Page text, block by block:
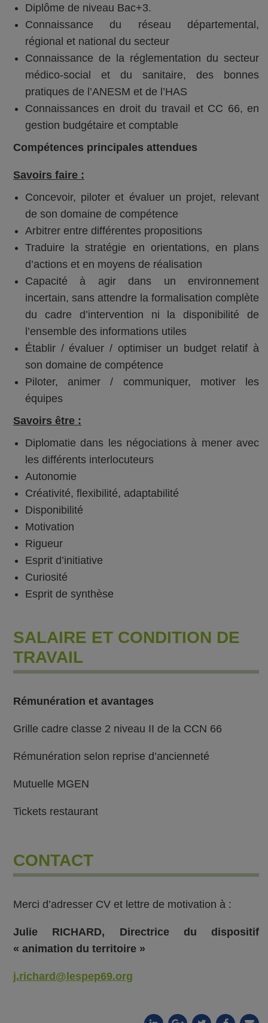
Diplôme de niveau Bac+3.
Connaissance du réseau départemental,
régional et national du secteur
Connaissance de la réglementation du secteur
médico-social et du sanitaire, des bonnes
pratiques de l’ANESM et de l’HAS
Connaissances en droit du travail et CC 66, en
gestion budgétaire et comptable
Compétences principales attendues
Savoirs faire :
Concevoir, piloter et évaluer un projet, relevant
de son domaine de compétence
Arbitrer entre différentes propositions
Traduire la stratégie en orientations, en plans
d’actions et en moyens de réalisation
Capacité à agir dans un environnement
incertain, sans attendre la formalisation complète
du cadre d’intervention ni la disponibilité de
l’ensemble des informations utiles
Établir / évaluer / optimiser un budget relatif à
son domaine de compétence
Piloter, animer / communiquer, motiver les
équipes
Savoirs être :
Diplomatie dans les négociations à mener avec
les différents interlocuteurs
Autonomie
Créativité, flexibilité, adaptabilité
Disponibilité
Motivation
Rigueur
Esprit d’initiative
Curiosité
Esprit de synthèse
SALAIRE ET CONDITION DE
TRAVAIL
Rémunération et avantages
Grille cadre classe 2 niveau II de la CCN 66
Rémunération selon reprise d’ancienneté
Mutuelle MGEN
Tickets restaurant
CONTACT
Merci d’adresser CV et lettre de motivation à :
Julie RICHARD, Directrice du dispositif
« animation du territoire »
j.richard@lespep69.org